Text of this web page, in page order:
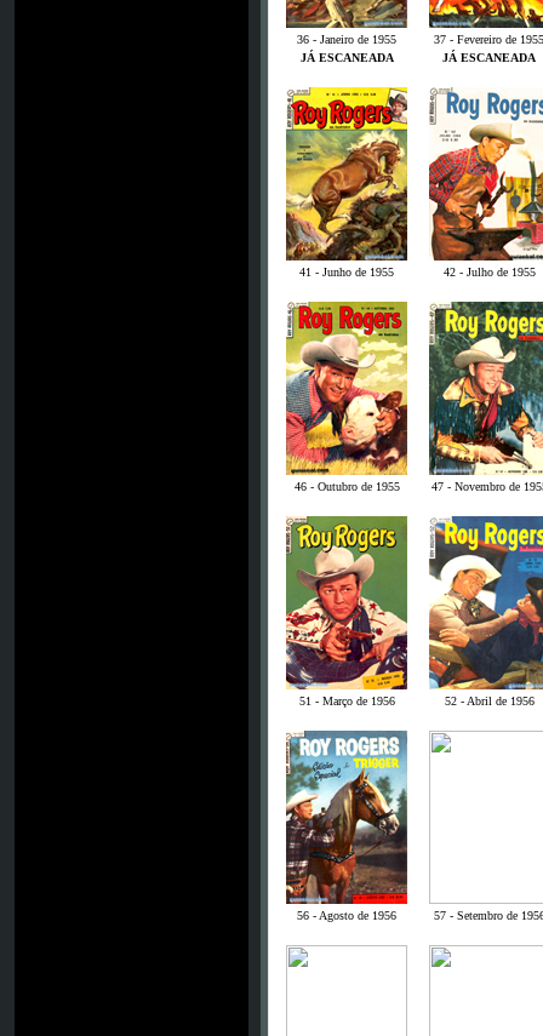
36 - Janeiro de 1955
37 - Fevereiro de 1955
JÁ ESCANEADA
JÁ ESCANEADA
41 - Junho de 1955 42 - Julho de 1955
46 - Outubro de 1955 47 - Novembro de
51 - Março de 1956 52 - Abril de 1956
56 - Agosto de 1956 57 - Setembro de